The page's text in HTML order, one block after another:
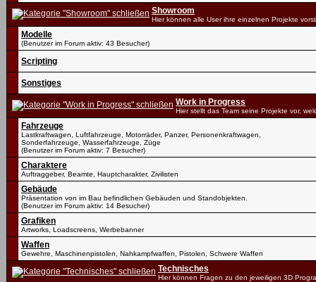
Showroom
Hier können alle User ihre einzelnen Projekte
Modelle
(Benutzer im Forum aktiv: 43 Besucher)
Scripting
Sonstiges
Work in Progress
Hier stellt das Team seine Projekte vor,
Fahrzeuge
Lastkraftwagen, Luftfahrzeuge, Motorräder, Panzer, Personenkraftwagen,
Sonderfahrzeuge, Wasserfahrzeuge, Züge
(Benutzer im Forum aktiv: 7 Besucher)
Charaktere
Auftraggeber, Beamte, Hauptcharakter, Zivilisten
Gebäude
Präsentation von im Bau befindlichen Gebäuden und Standobjekten.
(Benutzer im Forum aktiv: 14 Besucher)
Grafiken
Artworks, Loadscreens, Werbebanner
Waffen
Gewehre, Maschinenpistolen, Nahkampfwaffen, Pistolen, Schwere Waffen
Technisches
Hier können Fragen zu den jeweiligen 3D